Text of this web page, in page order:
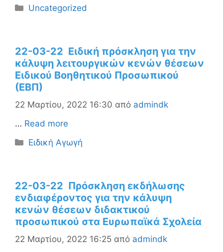
Κατηγορίες
Uncategorized
22-03-22 Ειδική πρόσκληση για την
κάλυψη λειτουργικών κενών θέσεων
Ειδικού Βοηθητικού Προσωπικού
(ΕΒΠ)
22 Μαρτίου, 2022 16:30 από admindk
… Read more
Κατηγορίες
Ειδική Αγωγή
22-03-22 Πρόσκληση εκδήλωσης
ενδιαφέροντος για την κάλυψη
κενών θέσεων διδακτικού
προσωπικού στα Ευρωπαϊκά Σχολεία
22 Μαρτίου, 2022 16:25 από admindk